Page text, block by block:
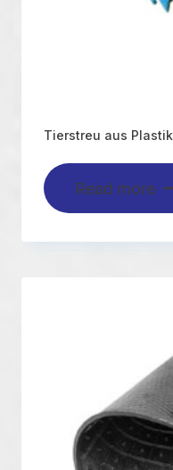
Tierstreu aus Plastik
Read more